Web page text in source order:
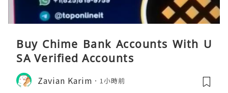
Buy Chime Bank Accounts With U
SA Verified Accounts
Zavian Karim 1小時前